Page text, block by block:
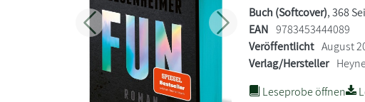
Zurück Weiter
Buch (Softcover), 368
EAN 9783453444089
Veröffentlicht August
Verlag/Hersteller
Leseprobe öffnen